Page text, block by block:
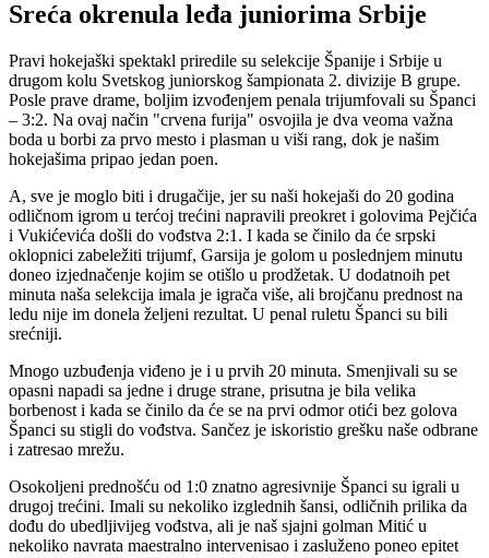
Sreća okrenula leđa juniorima Srbije
Pravi hokejaški spektakl priredile su selekcije Španije i Srbije u
drugom kolu Svetskog juniorskog šampionata 2. divizije B grupe.
Posle prave drame, boljim izvođenjem penala trijumfovali su Španci
– 3:2. Na ovaj način "crvena furija" osvojila je dva veoma važna
boda u borbi za prvo mesto i plasman u viši rang, dok je našim
hokejašima pripao jedan poen.
A, sve je moglo biti i drugačije, jer su naši hokejaši do 20 godina
odličnom igrom u terćoj trećini napravili preokret i golovima Pejčića
i Vukićevića došli do vođstva 2:1. I kada se činilo da će srpski
oklopnici zabeležiti trijumf, Garsija je golom u poslednjem minutu
doneo izjednačenje kojim se otišlo u prodžetak. U dodatnoih pet
minuta naša selekcija imala je igrača više, ali brojčanu prednost na
ledu nije im donela željeni rezultat. U penal ruletu Španci su bili
srećniji.
Mnogo uzbuđenja viđeno je i u prvih 20 minuta. Smenjivali su se
opasni napadi sa jedne i druge strane, prisutna je bila velika
borbenost i kada se činilo da će se na prvi odmor otići bez golova
Španci su stigli do vođstva. Sančez je iskoristio grešku naše odbrane
i zatresao mrežu.
Osokoljeni prednošću od 1:0 znatno agresivnije Španci su igrali u
drugoj trećini. Imali su nekoliko izglednih šansi, odličnih prilika da
dođu do ubedljivijeg vođstva, ali je naš sjajni golman Mitić u
nekoliko navrata maestralno intervenisao i zasluženo poneo epitet